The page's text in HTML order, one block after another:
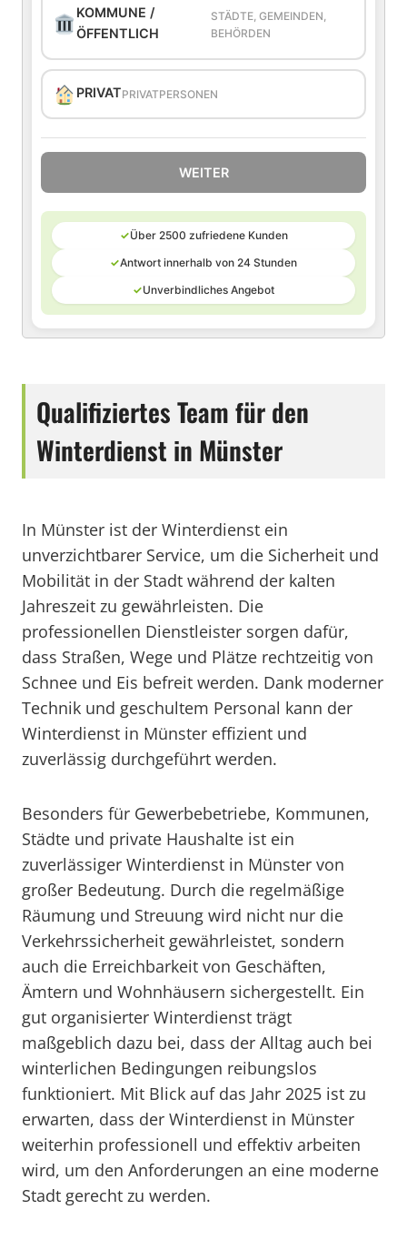
KOMMUNE /
ÖFFENTLICH
STÄDTE, GEMEINDEN,
BEHÖRDEN
PRIVATPRIVATPERSONEN
WEITER
✓Über 2500 zufriedene Kunden
✓Antwort innerhalb von 24 Stunden
✓Unverbindliches Angebot
Qualifiziertes Team für den
Winterdienst in Münster
In Münster ist der Winterdienst ein
unverzichtbarer Service, um die Sicherheit und
Mobilität in der Stadt während der kalten
Jahreszeit zu gewährleisten. Die
professionellen Dienstleister sorgen dafür,
dass Straßen, Wege und Plätze rechtzeitig von
Schnee und Eis befreit werden. Dank moderner
Technik und geschultem Personal kann der
Winterdienst in Münster effizient und
zuverlässig durchgeführt werden.
Besonders für Gewerbebetriebe, Kommunen,
Städte und private Haushalte ist ein
zuverlässiger Winterdienst in Münster von
großer Bedeutung. Durch die regelmäßige
Räumung und Streuung wird nicht nur die
Verkehrssicherheit gewährleistet, sondern
auch die Erreichbarkeit von Geschäften,
Ämtern und Wohnhäusern sichergestellt. Ein
gut organisierter Winterdienst trägt
maßgeblich dazu bei, dass der Alltag auch bei
winterlichen Bedingungen reibungslos
funktioniert. Mit Blick auf das Jahr 2025 ist zu
erwarten, dass der Winterdienst in Münster
weiterhin professionell und effektiv arbeiten
wird, um den Anforderungen an eine moderne
Stadt gerecht zu werden.